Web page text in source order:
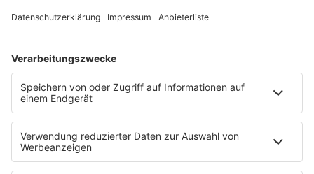
Rockfakten
Rockquiz
Videos
PROGRAMM
Sendungen
Moderatoren
Podcasts